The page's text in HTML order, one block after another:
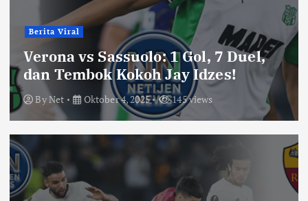
Berita Viral
Verona vs Sassuolo: 1 Gol, 7 Duel,
dan Tembok Kokoh Jay Idzes!
ByNet Oktober 4, 2025 145 views